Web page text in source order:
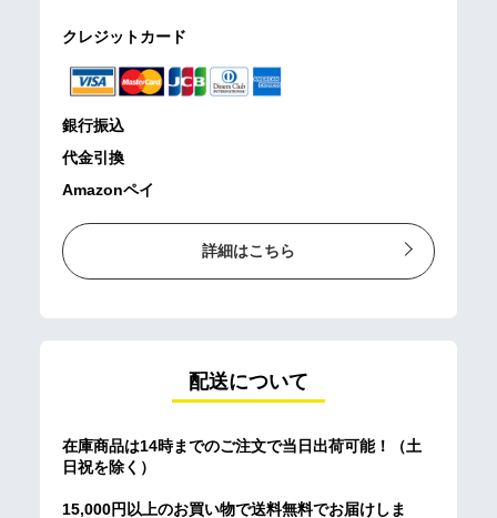
クレジットカード
銀行振込
代金引換
Amazonペイ
詳細はこちら
配送について
在庫商品は14時までのご注文で当日出荷可能！（土
日祝を除く）
15,000円以上のお買い物で送料無料でお届けしま